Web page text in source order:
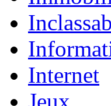
Internet